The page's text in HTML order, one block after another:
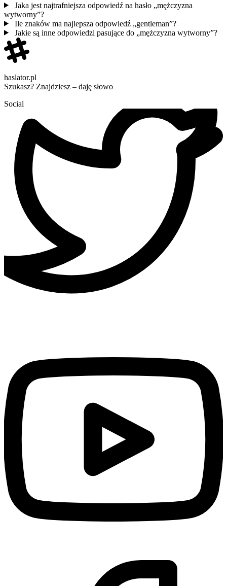
Jaka jest najtrafniejsza odpowiedź na hasło „mężczyzna
wytworny”?
Ile znaków ma najlepsza odpowiedź „gentleman”?
Jakie są inne odpowiedzi pasujące do „mężczyzna wytworny”?
haslator.pl
Szukasz? Znajdziesz – daję słowo
Social